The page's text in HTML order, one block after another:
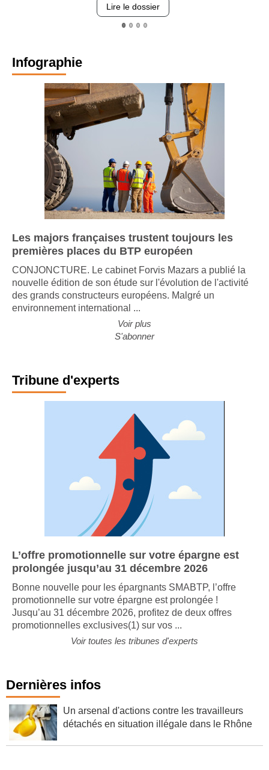
Lire le dossier
Infographie
Les majors françaises trustent toujours les
premières places du BTP européen
CONJONCTURE. Le cabinet Forvis Mazars a publié la
nouvelle édition de son étude sur l'évolution de l'activité
des grands constructeurs européens. Malgré un
environnement international ...
Voir plus
S'abonner
Tribune d'experts
L’offre promotionnelle sur votre épargne est
prolongée jusqu’au 31 décembre 2026
Bonne nouvelle pour les épargnants SMABTP, l’offre
promotionnelle sur votre épargne est prolongée !
Jusqu’au 31 décembre 2026, profitez de deux offres
promotionnelles exclusives(1) sur vos ...
Voir toutes les tribunes d'experts
Dernières infos
Un arsenal d'actions contre les travailleurs
détachés en situation illégale dans le Rhône